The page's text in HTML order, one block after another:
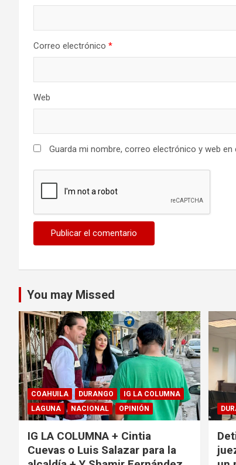
Correo electrónico *
Web
Guarda mi nombre, correo electrónico y web
You may Missed
COAHUILA DURANGO
IG LA COLUMNA
LAGUNA
NACIONAL OPINIÓN
IG LA COLUMNA + Cintia
Cuevas o Luis Salazar para la